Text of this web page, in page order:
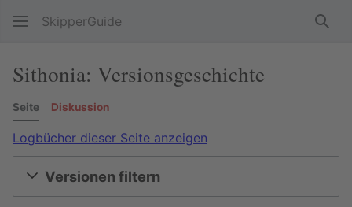
SkipperGuide
Sithonia: Versionsgeschichte
Seite Diskussion
Logbücher dieser Seite anzeigen
Versionen filtern